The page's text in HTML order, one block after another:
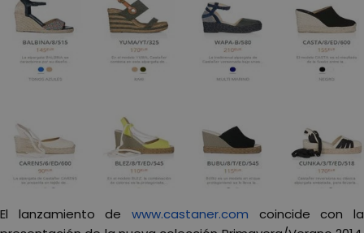
El lanzamiento de www.castaner.com coincide con la